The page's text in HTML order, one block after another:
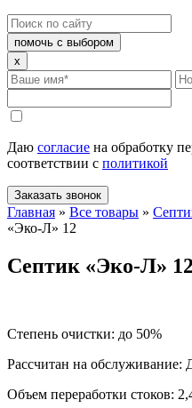
помочь с выбором
x
Даю согласие на обработку
соответствии с политикой
Заказать звонок
Главная » Все товары »
«Эко-Л» 12
Септик «Эко-Л» 12
Степень очистки: до 50%
Рассчитан на обслуживание:
Объем переработки стоков: